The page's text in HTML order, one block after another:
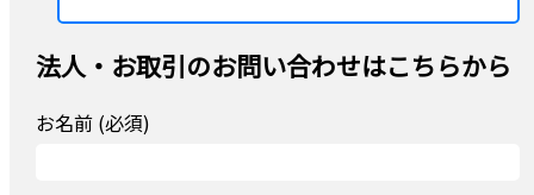
法人・お取引のお問い合わせはこちらから
お名前 (必須)